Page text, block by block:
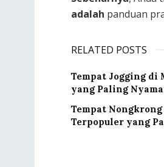
adalah panduan
RELATED POSTS
Tempat Jogging di
yang Paling
Tempat
Terpopuler yang